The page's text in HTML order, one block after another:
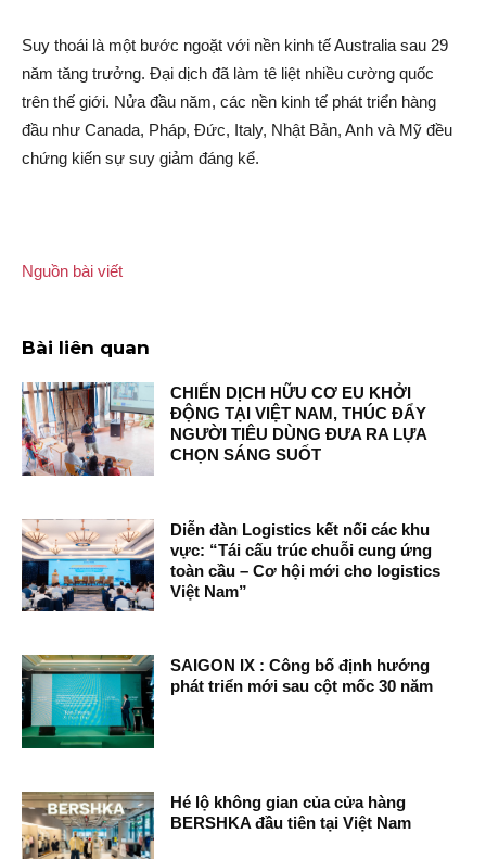
Suy thoái là một bước ngoặt với nền kinh tế Australia sau 29
năm tăng trưởng. Đại dịc‌h đã làm tê liệt nhiều cường quốc
trên thế giới. Nửa đầu năm, các nền kinh tế phát triển hàng
đầu như Canada, Pháp, Đức, Italy, Nhật Bản, Anh và Mỹ đều
chứng kiến sự suy giảm đáng kể.
Nguồn bài viết
Bài liên quan
CHIẾN DỊCH HỮU CƠ EU KHỞI
ĐỘNG TẠI VIỆT NAM, THÚC ĐẨY
NGƯỜI TIÊU DÙNG ĐƯA RA LỰA
CHỌN SÁNG SUỐT
Diễn đàn Logistics kết nối các khu
vực: “Tái cấu trúc chuỗi cung ứng
toàn cầu – Cơ hội mới cho logistics
Việt Nam”
SAIGON IX : Công bố định hướng
phát triển mới sau cột mốc 30 năm
Hé lộ không gian của cửa hàng
BERSHKA đầu tiên tại Việt Nam